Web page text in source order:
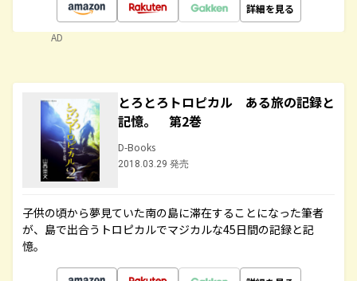
詳細を見る
AD
とろとろトロピカル ある旅の記録と
記憶。 第2巻
D-Books
2018.03.29 発売
子供の頃から夢見ていた南の島に滞在することになった筆者
が、島で出合うトロピカルでマジカルな45日間の記録と記
憶。